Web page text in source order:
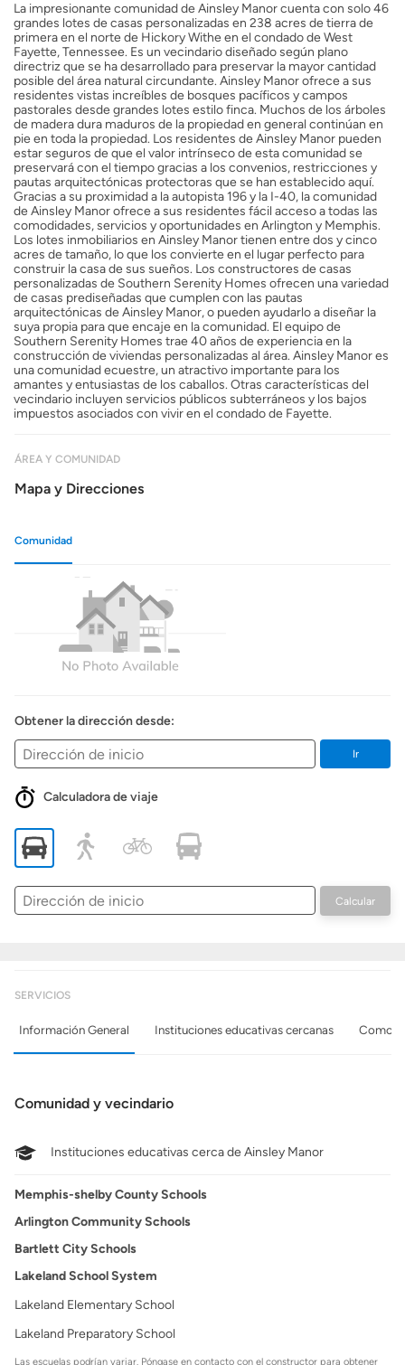
La impresionante comunidad de Ainsley Manor cuenta con solo 46
grandes lotes de casas personalizadas en 238 acres de tierra de
primera en el norte de Hickory Withe en el condado de West
Fayette, Tennessee. Es un vecindario diseñado según plano
directriz que se ha desarrollado para preservar la mayor cantidad
posible del área natural circundante. Ainsley Manor ofrece a sus
residentes vistas increíbles de bosques pacíficos y campos
pastorales desde grandes lotes estilo finca. Muchos de los árboles
de madera dura maduros de la propiedad en general continúan en
pie en toda la propiedad. Los residentes de Ainsley Manor pueden
estar seguros de que el valor intrínseco de esta comunidad se
preservará con el tiempo gracias a los convenios, restricciones y
pautas arquitectónicas protectoras que se han establecido aquí.
Gracias a su proximidad a la autopista 196 y la I-40, la comunidad
de Ainsley Manor ofrece a sus residentes fácil acceso a todas las
comodidades, servicios y oportunidades en Arlington y Memphis.
Los lotes inmobiliarios en Ainsley Manor tienen entre dos y cinco
acres de tamaño, lo que los convierte en el lugar perfecto para
construir la casa de sus sueños. Los constructores de casas
personalizadas de Southern Serenity Homes ofrecen una variedad
de casas prediseñadas que cumplen con las pautas
arquitectónicas de Ainsley Manor, o pueden ayudarlo a diseñar la
suya propia para que encaje en la comunidad. El equipo de
Southern Serenity Homes trae 40 años de experiencia en la
construcción de viviendas personalizadas al área. Ainsley Manor es
una comunidad ecuestre, un atractivo importante para los
amantes y entusiastas de los caballos. Otras características del
vecindario incluyen servicios públicos subterráneos y los bajos
impuestos asociados con vivir en el condado de Fayette.
ÁREA Y COMUNIDAD
Mapa y Direcciones
Comunidad
Obtener la dirección desde:
Ir
Calculadora de viaje
Dirección
de
Calcular
SERVICIOS
Información General Instituciones educativas cercanas
Comunidad y vecindario
Instituciones educativas cerca de Ainsley Manor
Memphis-shelby County Schools
Arlington Community Schools
Bartlett City Schools
Lakeland School System
Lakeland Elementary School
Lakeland Preparatory School
Las escuelas podrían variar. Póngase en contacto con el constructor para obtener